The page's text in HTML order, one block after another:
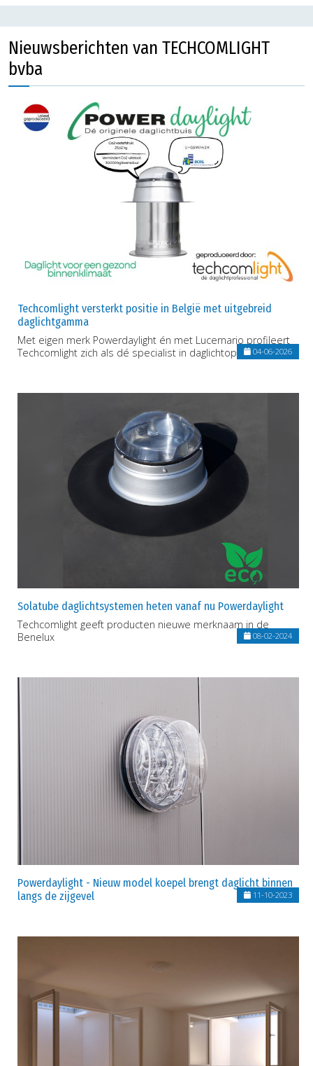
Nieuwsberichten van TECHCOMLIGHT
bvba
Techcomlight versterkt positie in België met uitgebreid
daglichtgamma
Met eigen merk Powerdaylight én met Lucernario profileert
Techcomlight zich als dé specialist in daglichtoplossingen
04-06-2026
Solatube daglichtsystemen heten vanaf nu Powerdaylight
Techcomlight geeft producten nieuwe merknaam in de
Benelux
08-02-2024
Powerdaylight - Nieuw model koepel brengt daglicht binnen
langs de zijgevel
11-10-2023